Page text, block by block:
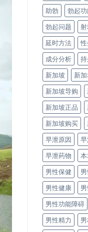
助勃
勃起
勃起问题
延时方法
性
成分分析
持
新加坡
新
新加坡导购
新加坡正品
新加坡购买
早泄原因
早泄药物
男性保健
男性健康
男性功能障碍
男性精力